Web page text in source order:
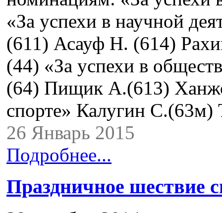
«За успехи в научной
(611) Асауф Н. (614)
(44) «За успехи в
(64) Пищик А.(613)
спорте» Калугин
26 Январь 2015
Подробнее...
Праздничное шествие